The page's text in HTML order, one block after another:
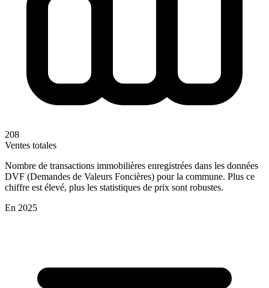
208
Ventes totales
Nombre de transactions immobilières enregistrées dans les données
DVF (Demandes de Valeurs Foncières) pour la commune. Plus ce
chiffre est élevé, plus les statistiques de prix sont robustes.
En 2025